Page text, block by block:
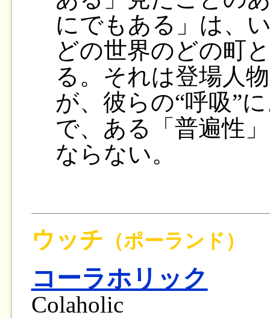
にでもある」は、
どの世界のどの町
る。それは登場人
が、彼らの“呼吸”
で、ある「普遍性
ならない。
ウッチ （ポーランド）
コーラホリック
Colaholic